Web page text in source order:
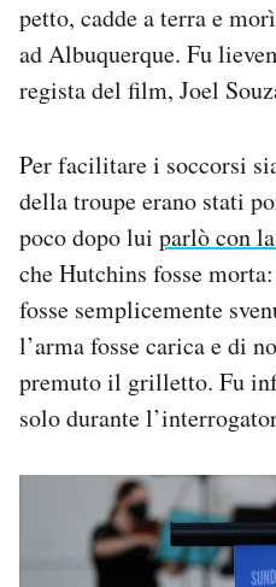
petto, cadde a terra e
ad Albuquerque. Fu
regista del film, Joel
Per facilitare i soccorsi
della troupe erano stati
poco dopo lui parlò con
che Hutchins fosse
fosse semplicemente
l’arma fosse carica e di
premuto il grilletto. Fu
solo durante